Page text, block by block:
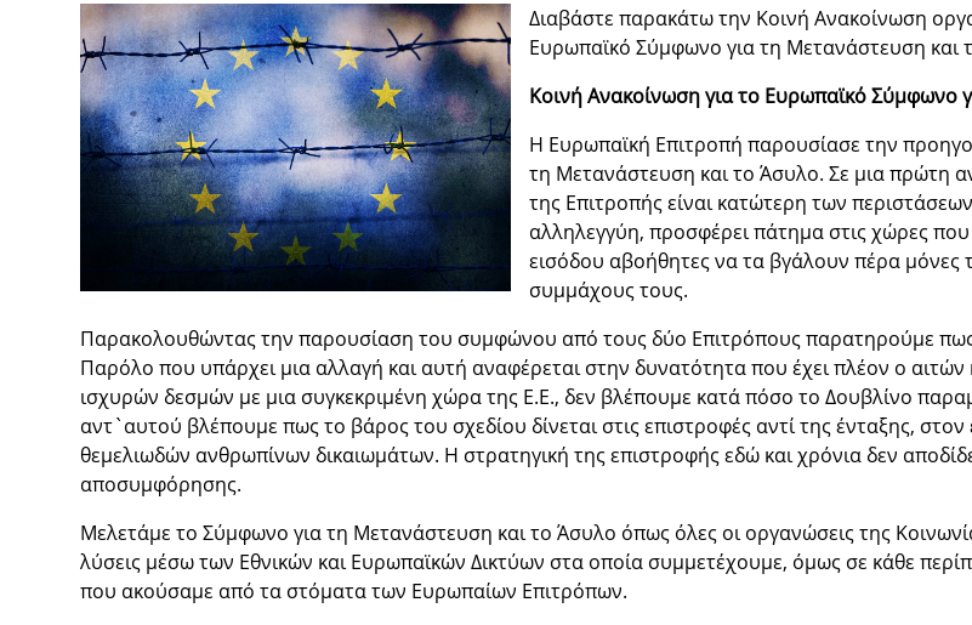
Διαβάστε παρακάτω την Κοινή Ανακοίνωση
Ευρωπαϊκό Σύμφωνο για τη Μετανάστευση και
Κοινή Ανακοίνωση για το Ευρωπαϊκό Σύμφωνο
Η Ευρωπαϊκή Επιτροπή παρουσίασε την
τη Μετανάστευση και το Άσυλο. Σε μια πρώτη
της Επιτροπής είναι κατώτερη των
αλληλεγγύη, προσφέρει πάτημα στις χώρες
εισόδου αβοήθητες να τα βγάλουν πέρα
συμμάχους τους.
Παρακολουθώντας την παρουσίαση του συμφώνου από τους δύο Επιτρόπους παρατηρούμε
Παρόλο που υπάρχει μια αλλαγή και αυτή αναφέρεται στην δυνατότητα που έχει πλέον ο
ισχυρών δεσμών με μια συγκεκριμένη χώρα της Ε.Ε., δεν βλέπουμε κατά πόσο το Δουβλίνο
αντ`αυτού βλέπουμε πως το βάρος του σχεδίου δίνεται στις επιστροφές αντί της ένταξης,
θεμελιωδών ανθρωπίνων δικαιωμάτων. Η στρατηγική της επιστροφής εδώ και χρόνια δεν
αποσυμφόρησης.
Μελετάμε το Σύμφωνο για τη Μετανάστευση και το Άσυλο όπως όλες οι οργανώσεις της
λύσεις μέσω των Εθνικών και Ευρωπαϊκών Δικτύων στα οποία συμμετέχουμε, όμως σε κάθε
που ακούσαμε από τα στόματα των Ευρωπαίων Επιτρόπων.